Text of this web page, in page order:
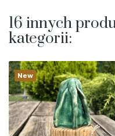
16 innych
kategorii:
New